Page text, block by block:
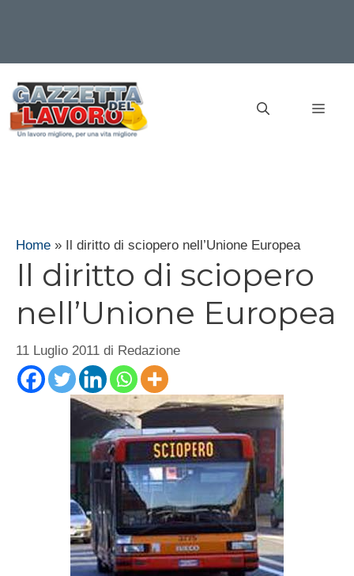
contenuto
Home » Il diritto di sciopero nell’Unione Europea
Il diritto di sciopero
nell’Unione Europea
11 Luglio 2011 di Redazione